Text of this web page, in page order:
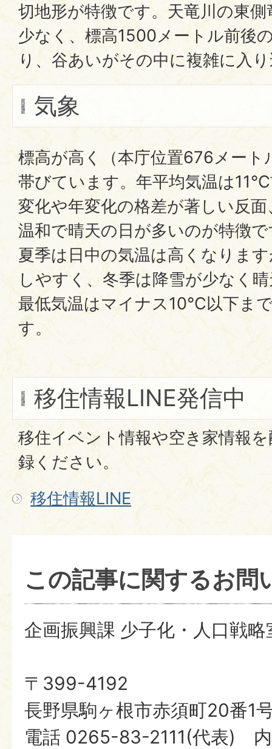
切地形が特徴です。天竜川の東
少なく、標高1500メートル前後
り、谷あいがその中に複雑に入
気象
標高が高く（本庁位置676メート
帯びています。年平均気温は
変化や年変化の格差が著しい反
温和で晴天の日が多いのが特徴
夏季は日中の気温は高くなりま
しやすく、冬季は降雪が少なく
最低気温はマイナス10℃以下ま
す。
移住情報LINE発信中
移住イベント情報や空き家情報
録ください。
移住情報LINE
この記事に関するお問
企画振興課 少子化・人口戦略
〒399-4192
長野県駒ヶ根市赤須町20番1
電話 0265-83-2111(代表)